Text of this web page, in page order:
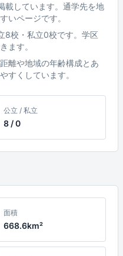
載しています。通学先を地
いページです。
8校・私立0校です。学区
ます。
離や地域の年齢構成とあ
すくしています。
公立 / 私立
8 / 0
面積
668.6km²